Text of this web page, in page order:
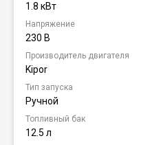
1.8 кВт
Напряжение
230 В
Производитель двигателя
Kipor
Тип запуска
Ручной
Топливный бак
12.5 л